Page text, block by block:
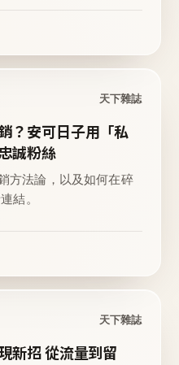
天下雜誌
？安可日子用「私
誠粉絲
方法論，以及如何在碎
結。
天下雜誌
新招 從流量到留